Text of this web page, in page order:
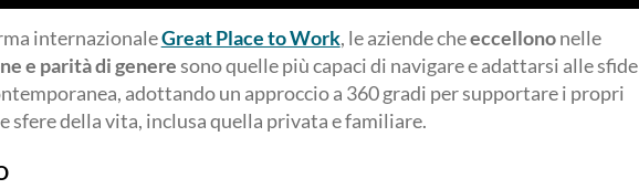
internazionaleGreat Place to Work, le aziende cheeccellononelle
e parità di generesono quelle più capaci di navigare e adattarsi alle sfide
adottando un approccio a 360 gradi per supportare i propri
sfere della vita, inclusa quella privata e familiare.